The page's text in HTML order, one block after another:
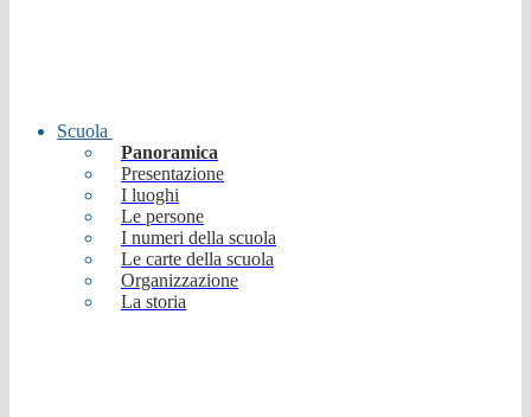
Scuola
Panoramica
Presentazione
I luoghi
Le persone
I numeri della scuola
Le carte della scuola
Organizzazione
La storia